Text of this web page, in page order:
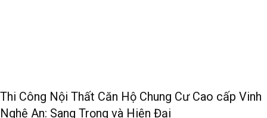
Thi Công Nội Thất Căn Hộ Chung Cư Cao cấp Vinh
Nghệ An: Sang Trọng và Hiện Đại